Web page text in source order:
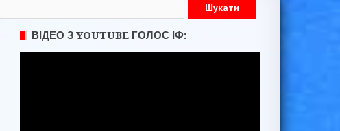
ВІДЕО З YOUTUBE ГОЛОС ІФ: